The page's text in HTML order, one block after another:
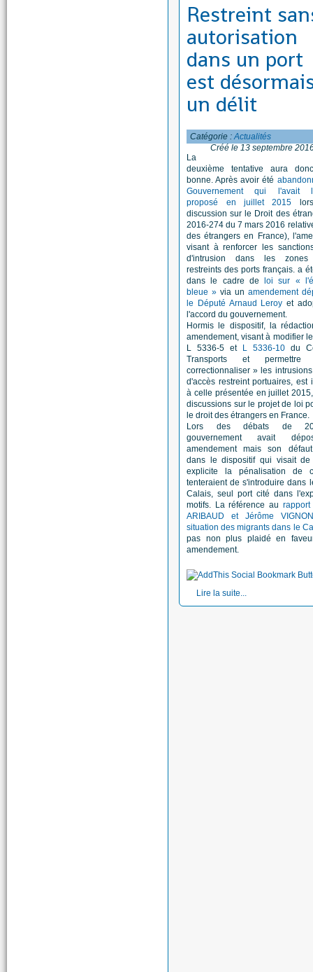
Restreint
autorisation
dans un port
est
un délit
Catégorie :Actualités
Créé le 13 septembre
La
deuxième tentative aura
bonne. Après avoir été
Gouvernement qui l'avait
proposé en juillet 2015
discussion sur le Droit des
2016-274 du 7 mars 2016
des étrangers en France),
visant à renforcer les
d'intrusion dans les zones
restreints des ports français. a
dans le cadre deloi sur «
bleue » via un amendement
le Député Arnaud Leroy et
l'accord du gouvernement.
Hormis le dispositif, la
amendement, visant à modifier
L 5336-5 etL 5336-10du
Transports et
correctionnaliser » les
d'accès restreint portuaires, est
à celle présentée en juillet
discussions sur le projet de loi
le droit des étrangers en France.
Lors des débats de
gouvernement avait
amendement mais son
dans le dispositif qui visait de
explicite la pénalisation de
tenteraient de s'introduire dans
Calais, seul port cité dans
motifs. La référence au
ARIBAUD et Jérôme
situation des migrants dans le
pas non plus plaidé en
amendement.
Lire la suite...